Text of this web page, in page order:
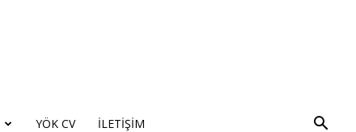
YÖK CV İLETIŞIM